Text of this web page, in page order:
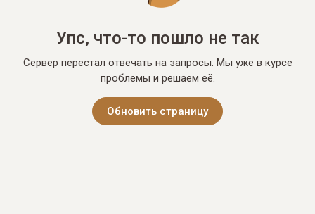
Упс, что-то пошло не так
Сервер перестал отвечать на запросы. Мы уже в курсе
проблемы и решаем её.
Обновить страницу